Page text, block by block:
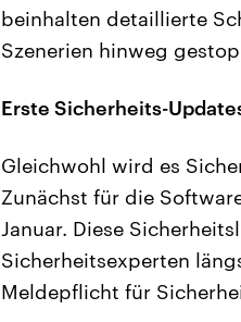
beinhalten detaillierte
Szenerien hinweg
Erste Sicherheits-
Gleichwohl wird es
Zunächst für die
Januar. Diese
Sicherheitsexperten
Meldepflicht für